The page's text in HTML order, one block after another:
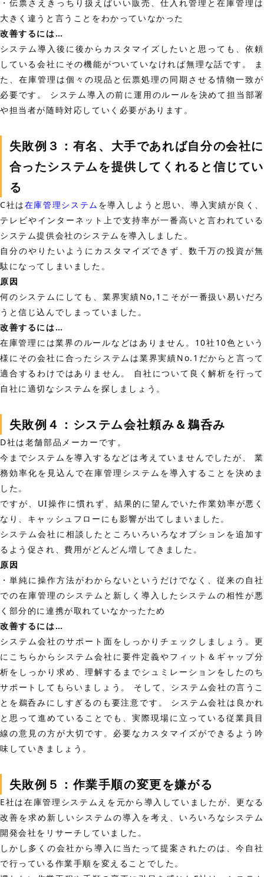
・伝票さえきっちり扱えばいい販売、仕入れ管理と在庫管理は
大きく違うと言うことをわかっていなかった
改善するには…
システム導入後に後からカスタマイズしたいと思っても、依頼
している会社にその機能がついていなければ無理な話です。 ま
た、在庫管理は個々の現品と伝票処理の同期させる情物一致が
必要です。 システム導入の前に運用のルールを決めて担当部署
や担当者が随時対応していく必要があります。
失敗例３：有名、大手であれば自分の会社に
合ったシステムを提供してくれると信じてい
る
C社は在庫管理システム を導入しようと思い、導入実績が良く、
テレビやインターネット上で支持率が一番高いと言われている
システム提供会社のシステムを導入しました。
自分のやりたいようにカスタマイズできず、数千万の投資が無
駄になってしまいました。
原因
何のシステムにしても、業界実績No,1こそが一番扱い易いだろ
うと信じ込んでしまっていました。
改善するには…
在庫管理には業界のルールなどはありません。10社10色という
様にその会社に合ったシステムは業界実績No.1だからと言って
適合するわけではありません。 自社について良く解析を行って
自社に適切なシステムを探しましょう。
失敗例４：システム会社頼み＆鵜呑み
D社は老舗部品メーカーです。
今までシステムを導入するなどは考えていませんでしたが、 業
務効率化を見込んで在庫管理システムを導入することを決めま
した。
ですが、UI操作に慣れず、結果的に望んでいた作業効率が悪く
なり、キャッシュフローにも影響が出てしまいました。
システム会社に相談したところいろいろなオプションを追加す
るよう促され、費用がどんどん増してきました。
原因
・単純に操作方法がわからないというだけでなく、従来の自社
での在庫管理のシステムと新しく導入したシステムの相性が悪
く部分的に連携が取れていなかったため
改善するには…
システム会社のサポート面をしっかりチェックしましょう。更
にこちらからシステム会社に要件定義やフィット＆ギャップ分
析をしっかり求め、理解するまでシュミレーションをしたのち
サポートしてもらいましょう。 そして、システム会社の言うこ
とを鵜呑みにしすぎるのも要注意です。 システム会社は良かれ
と思って進めていることでも、実際現場に立っている従業員目
線の意見の方が大切です。必要なカスタマイズができるよう吟
味していきましょう。
失敗例５：作業手順の変更を嫌がる
E社は在庫管理システムえを元から導入していましたが、更なる
改善を求め新しいシステムの導入を考え、いろいろなシステム
開発会社をリサーチしていました。
しかし多くの会社から導入に当たって提案されたのは、今自社
で行っている作業手順を変えることでした。